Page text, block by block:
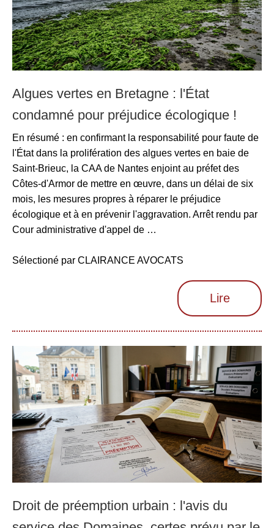
Algues vertes en Bretagne : l'État
condamné pour préjudice écologique !
En résumé : en confirmant la responsabilité pour faute de
l'État dans la prolifération des algues vertes en baie de
Saint-Brieuc, la CAA de Nantes enjoint au préfet des
Côtes-d'Armor de mettre en œuvre, dans un délai de six
mois, les mesures propres à réparer le préjudice
écologique et à en prévenir l'aggravation. Arrêt rendu par
Cour administrative d'appel de …
Sélectioné par CLAIRANCE AVOCATS
Lire
Droit de préemption urbain : l'avis du